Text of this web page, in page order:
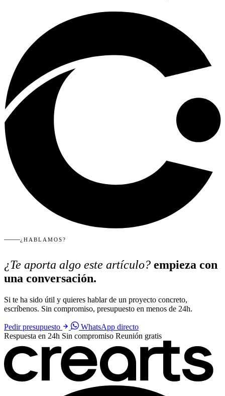
¿HABLAMOS?
¿Te aporta algo este artículo? empieza con
una conversación.
Si te ha sido útil y quieres hablar de un proyecto concreto,
escríbenos. Sin compromiso, presupuesto en menos de 24h.
Pedir presupuesto
WhatsApp directo
Respuesta en 24h Sin compromiso Reunión gratis